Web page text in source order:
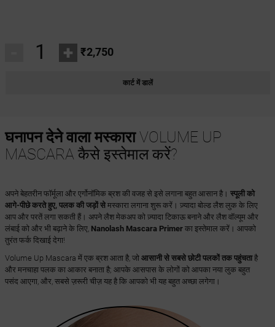
+ ₹2,750
कार्ट में डालें
घनापन देने वाला मस्काराVOLUME UP
MASCARA कैसे इस्तेमाल करें?
अपने बेहतरीन फॉर्मूला और एर्गोनॉमिक ब्रश की वजह से इसे लगाना बहुत आसान है। स्पूली को
आगे-पीछे करते हुए, पलक की जड़ों सेमस्कारा लगाना शुरू करें। ज़्यादा बोल्ड लैश लुक के लिए
आप और परतें लगा सकती हैं। अपने लैश मेकअप को ज़्यादा टिकाऊ बनाने और लैश वॉल्यूम और
लंबाई को और भी बढ़ाने के लिए, Nanolash Mascara Primerका इस्तेमाल करें। आपको
तुरंत फर्क दिखाई देगा!
Volume Up Mascara में एक ब्रश आता है, जो आसानी से सबसे छोटी पलकों तक पहुंचताहै
और मनचाहा पलक का आकार बनाता है; आपके आसपास के लोगों को आपका नया लुक बहुत
पसंद आएगा, और, सबसे ज़रूरी चीज़ यह है कि आपको भी यह बहुत अच्छा लगेगा।